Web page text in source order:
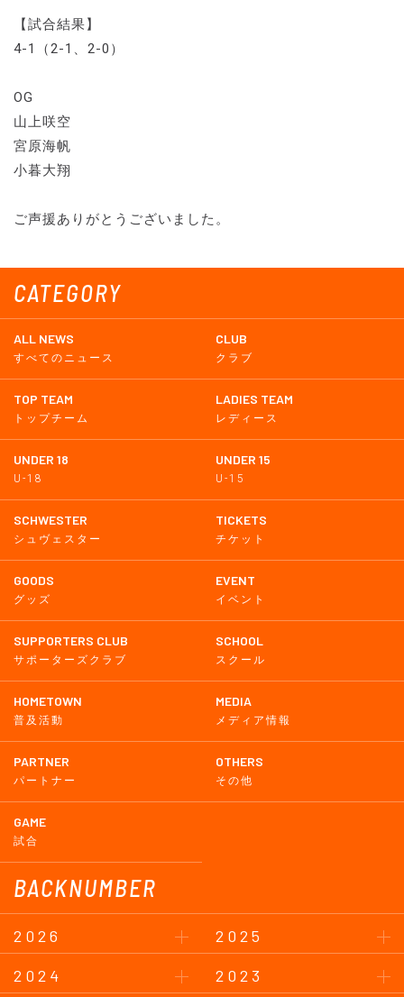
CATEGORY
ALL NEWS
すべてのニュース
CLUB
クラブ
TOP TEAM
トップチーム
LADIES TEAM
レディース
UNDER 18
U-18
UNDER 15
U-15
SCHWESTER
シュヴェスター
TICKETS
チケット
GOODS
グッズ
EVENT
イベント
SUPPORTERS CLUB
サポーターズクラブ
SCHOOL
スクール
HOMETOWN
普及活動
MEDIA
メディア情報
PARTNER
パートナー
OTHERS
その他
GAME
試合
BACKNUMBER
2026
2025
2024
2023
【試合結果】
4-1（2-1、2-0）
OG
山上咲空
宮原海帆
小暮大翔
ご声援ありがとうございました。